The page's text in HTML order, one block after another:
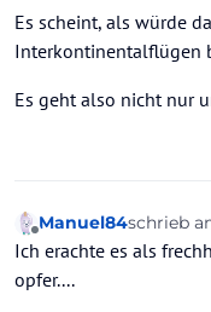
Es scheint, als würde
Interkontinentalflügen
Es geht also nicht nur
Offline
Manuel84schrieb
zuletzt
Ich erachte es als
opfer....